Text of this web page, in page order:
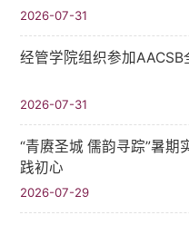
2026-07-31
经管学院组织参加
2026-07-31
“青赓圣城 儒韵寻踪”暑
践初心
2026-07-29